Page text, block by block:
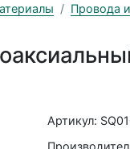
Провода
Артикул: